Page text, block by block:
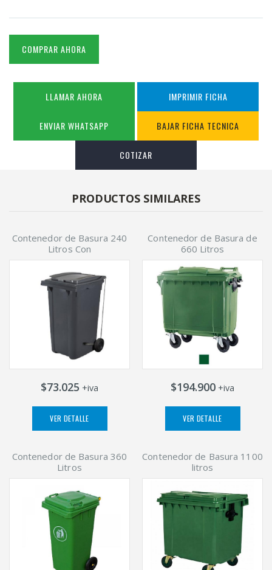
COMPRAR AHORA
LLAMAR AHORA IMPRIMIR FICHA
ENVIAR WHATSAPP BAJAR FICHA TECNICA
COTIZAR
PRODUCTOS SIMILARES
Contenedor de Basura 240
Litros Con
$73.025 +iva
VER DETALLE
Contenedor de Basura de
660 Litros
$194.900 +iva
VER DETALLE
Contenedor de Basura 360
Litros
Contenedor de Basura 1100
litros